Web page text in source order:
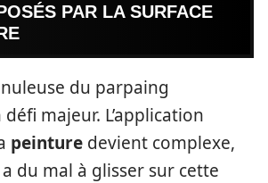
PAR LA SURFACE
du parpaing
majeur. L’application
peinture devient complexe,
du mal à glisser sur cette